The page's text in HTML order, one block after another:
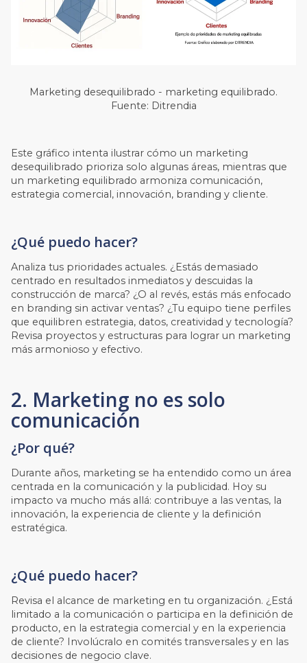
Marketing desequilibrado - marketing equilibrado.
Fuente: Ditrendia
Este gráfico intenta ilustrar cómo un marketing
desequilibrado prioriza solo algunas áreas, mientras que
un marketing equilibrado armoniza comunicación,
estrategia comercial, innovación, branding y cliente.
¿Qué puedo hacer?
Analiza tus prioridades actuales. ¿Estás demasiado
centrado en resultados inmediatos y descuidas la
construcción de marca? ¿O al revés, estás más enfocado
en branding sin activar ventas? ¿Tu equipo tiene perfiles
que equilibren estrategia, datos, creatividad y tecnología?
Revisa proyectos y estructuras para lograr un marketing
más armonioso y efectivo.
2. Marketing no es solo
comunicación
¿Por qué?
Durante años, marketing se ha entendido como un área
centrada en la comunicación y la publicidad. Hoy su
impacto va mucho más allá: contribuye a las ventas, la
innovación, la experiencia de cliente y la definición
estratégica.
¿Qué puedo hacer?
Revisa el alcance de marketing en tu organización. ¿Está
limitado a la comunicación o participa en la definición de
producto, en la estrategia comercial y en la experiencia
de cliente? Involúcralo en comités transversales y en las
decisiones de negocio clave.